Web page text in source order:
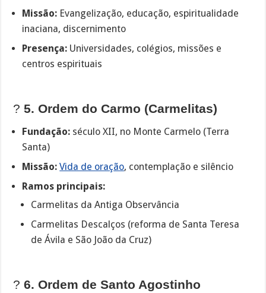
Missão: Evangelização, educação, espiritualidade
inaciana, discernimento
Presença: Universidades, colégios, missões e
centros espirituais
?5. Ordem do Carmo (Carmelitas)
Fundação: século XII, no Monte Carmelo (Terra
Santa)
Missão: Vida de oração, contemplação e silêncio
Ramos principais:
Carmelitas da Antiga Observância
Carmelitas Descalços (reforma de Santa Teresa
de Ávila e São João da Cruz)
?6. Ordem de Santo Agostinho